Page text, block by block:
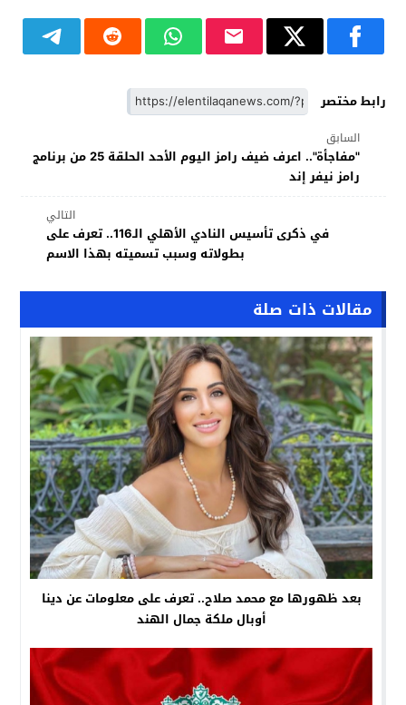
رابط مختصر
السابق
"مفاجأة".. اعرف ضيف رامز اليوم الأحد الحلقة 25 من برنامج
رامز نيفر إند
التالي
في ذكرى تأسيس النادي الأهلي الـ116.. تعرف على
بطولاته وسبب تسميته بهذا الاسم
مقالات ذات صلة
بعد ظهورها مع محمد صلاح.. تعرف على معلومات عن دينا
أوبال ملكة جمال الهند